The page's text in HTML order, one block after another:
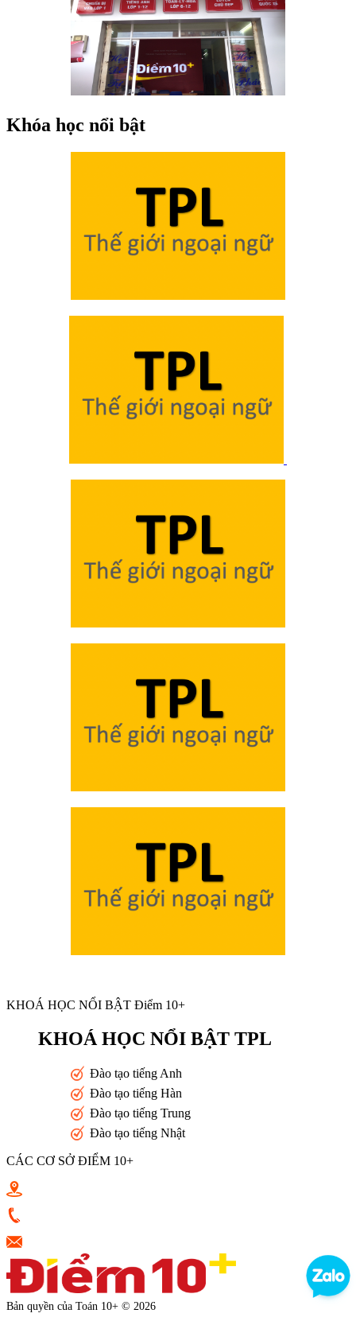
Khóa học nổi bật
KHOÁ HỌC NỔI BẬT Điểm 10+
KHOÁ HỌC NỔI BẬT TPL
Đào tạo tiếng Anh
Đào tạo tiếng Hàn
Đào tạo tiếng Trung
Đào tạo tiếng Nhật
CÁC CƠ SỞ ĐIỂM 10+
Bản quyền của Toán 10+ © 2026